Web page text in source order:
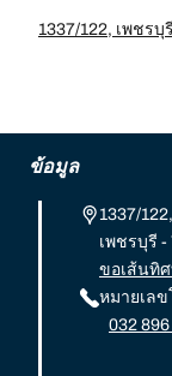
ข้อมูล
1337/
เพชรบุรี -
ขอเส้นทิศ
หมายเล
032